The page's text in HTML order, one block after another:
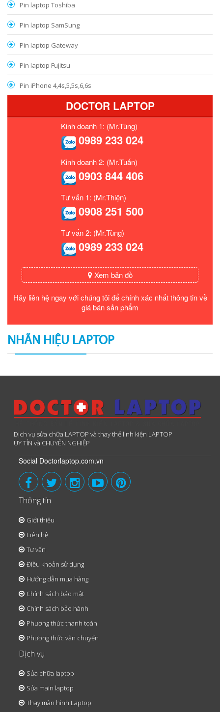
Pin laptop Toshiba
Pin laptop SamSung
Pin laptop Gateway
Pin laptop Fujitsu
Pin iPhone 4,4s,5,5s,6,6s
DOCTOR LAPTOP
Kinh doanh 1: (Mr.Tùng)
0989 233 024
Kinh doanh 2: (Mr.Tuấn)
0903 844 406
Tư vấn 1: (Mr.Thiện)
0908 251 500
Tư vấn 2: (Mr.Tùng)
0989 233 024
Xem bản đồ
Hãy liên hệ ngay với chúng tôi để chính xác nhất thông tin về
giá bán sản phẩm
NHÃN HIỆU LAPTOP
Dịch vụ sửa chữa LAPTOP và thay thế linh kiện LAPTOP
UY TÍN và CHUYÊN NGHIỆP
Social Doctorlaptop.com.vn
Thông tin
Giới thiệu
Liên hệ
Tư vấn
Điều khoản sử dụng
Hướng dẫn mua hàng
Chính sách bảo mật
Chính sách bảo hành
Phương thức thanh toán
Phương thức vận chuyển
Dịch vụ
Sửa chữa laptop
Sửa main laptop
Thay màn hình Laptop